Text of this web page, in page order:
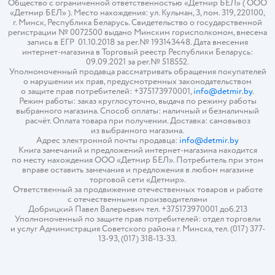
Общество с ограниченной ответственностью «Детмир БЕЛ» ( ООО
«Детмир БЕЛ» ). Место нахождения: ул. Кульман, 3, пом. 319, 220100,
г. Минск, Республика Беларусь. Свидетельство о государственной
регистрации № 0072500 выдано Минским горисполкомом, внесена
запись в ЕГР 01.10.2018 за рег.№ 193143448. Дата внесения
интернет-магазина в Торговый реестр Республики Беларусь:
09.09.2021 за рег.№ 518552.
Уполномоченный продавца рассматривать обращения покупателей
о нарушении их прав, предусмотренных законодательством
о защите прав потребителей: +375173970001,info@detmir.by.
Режим работы: заказ круглосуточно, выдача по режиму работы
выбранного магазина. Способ оплаты: наличный и безналичный
расчёт. Оплата товара при получении. Доставка: самовывоз
из выбранного магазина.
Адрес электронной почты продавца: info@detmir.by
Книга замечаний и предложений интернет-магазина находится
по месту нахождения ООО «Детмир БЕЛ». Потребитель при этом
вправе оставить замечания и предложения в любом магазине
торговой сети «Детмир».
Ответственный за продвижение отечественных товаров и работе
с отечественными производителями
Добрицкий Павел Валерьевич тел. +375173970001 доб.213
Уполномоченный по защите прав потребителей: отдел торговли
и услуг Администрация Советского района г. Минска, тел. (017) 377-
13-93, (017) 318-13-33.